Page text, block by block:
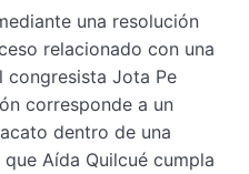
una resolución
relacionado con una
congresista Jota Pe
corresponde a un
dentro de una
Aída Quilcué cumpla